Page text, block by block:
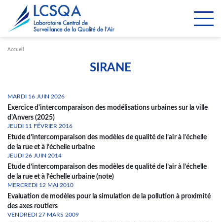
Accueil
SIRANE
MARDI 16 JUIN 2026
Exercice d'intercomparaison des modélisations urbaines sur la ville
d'Anvers (2025)
JEUDI 11 FÉVRIER 2016
Etude d’intercomparaison des modèles de qualité de l’air à l’échelle
de la rue et à l’échelle urbaine
JEUDI 26 JUIN 2014
Etude d’intercomparaison des modèles de qualité de l’air à l’échelle
de la rue et à l’échelle urbaine (note)
MERCREDI 12 MAI 2010
Evaluation de modèles pour la simulation de la pollution à proximité
des axes routiers
VENDREDI 27 MARS 2009
Paramétrer les cookies